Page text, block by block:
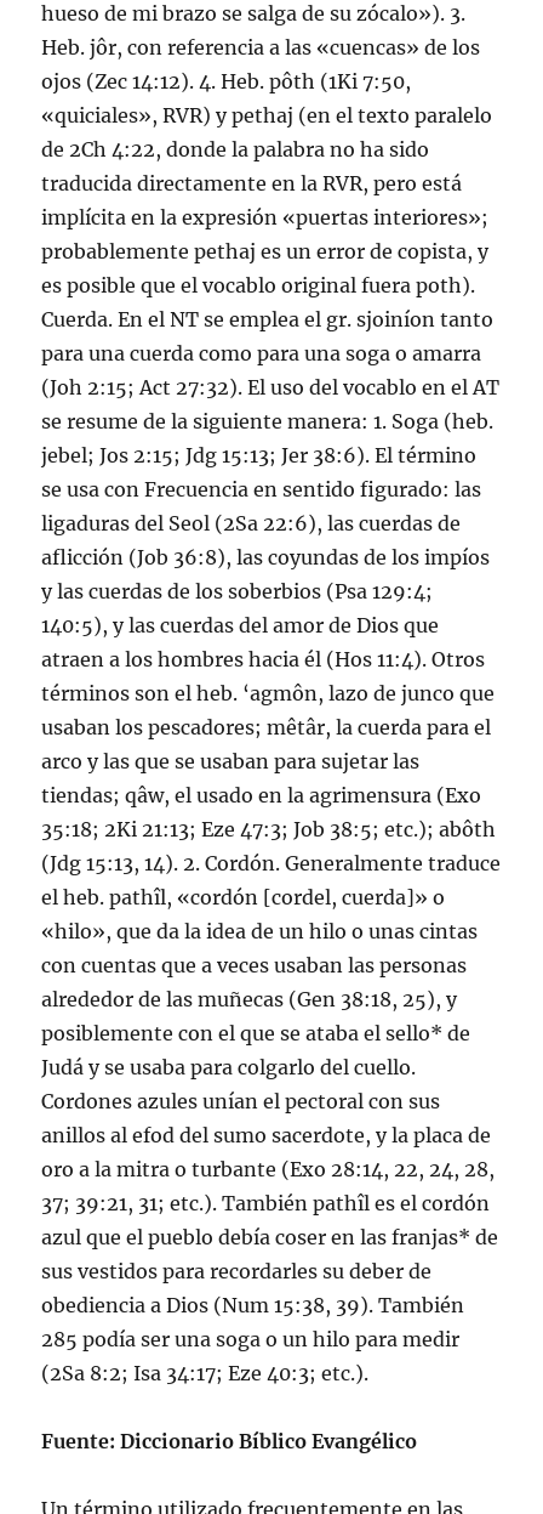
hueso de mi brazo se salga de su zócalo»). 3.
Heb. jôr, con referencia a las «cuencas» de los
ojos (Zec 14:12). 4. Heb. pôth (1Ki 7:50,
«quiciales», RVR) y pethaj (en el texto paralelo
de 2Ch 4:22, donde la palabra no ha sido
traducida directamente en la RVR, pero está
implí­cita en la expresión «puertas interiores»;
probablemente pethaj es un error de copista, y
es posible que el vocablo original fuera poth).
Cuerda. En el NT se emplea el gr. sjoiní­on tanto
para una cuerda como para una soga o amarra
(Joh 2:15; Act 27:32). El uso del vocablo en el AT
se resume de la siguiente manera: 1. Soga (heb.
jebel; Jos 2:15; Jdg 15:13; Jer 38:6). El término
se usa con Frecuencia en sentido figurado: las
ligaduras del Seol (2Sa 22:6), las cuerdas de
aflicción (Job 36:8), las coyundas de los impí­os
y las cuerdas de los soberbios (Psa 129:4;
140:5), y las cuerdas del amor de Dios que
atraen a los hombres hacia él (Hos 11:4). Otros
términos son el heb. ‘agmôn, lazo de junco que
usaban los pescadores; mêtâr, la cuerda para el
arco y las que se usaban para sujetar las
tiendas; qâw, el usado en la agrimensura (Exo
35:18; 2Ki 21:13; Eze 47:3; Job 38:5; etc.); abôth
(Jdg 15:13, 14). 2. Cordón. Generalmente traduce
el heb. pathîl, «cordón [cordel, cuerda]» o
«hilo», que da la idea de un hilo o unas cintas
con cuentas que a veces usaban las personas
alrededor de las muñecas (Gen 38:18, 25), y
posiblemente con el que se ataba el sello* de
Judá y se usaba para colgarlo del cuello.
Cordones azules uní­an el pectoral con sus
anillos al efod del sumo sacerdote, y la placa de
oro a la mitra o turbante (Exo 28:14, 22, 24, 28,
37; 39:21, 31; etc.). También pathîl es el cordón
azul que el pueblo debí­a coser en las franjas* de
sus vestidos para recordarles su deber de
obediencia a Dios (Num 15:38, 39). También
285 podí­a ser una soga o un hilo para medir
(2Sa 8:2; Isa 34:17; Eze 40:3; etc.).
Fuente: Diccionario Bíblico Evangélico
Un término utilizado frecuentemente en las